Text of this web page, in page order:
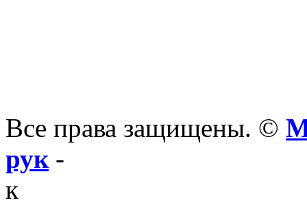
Все права защищены. ©
рук-
к